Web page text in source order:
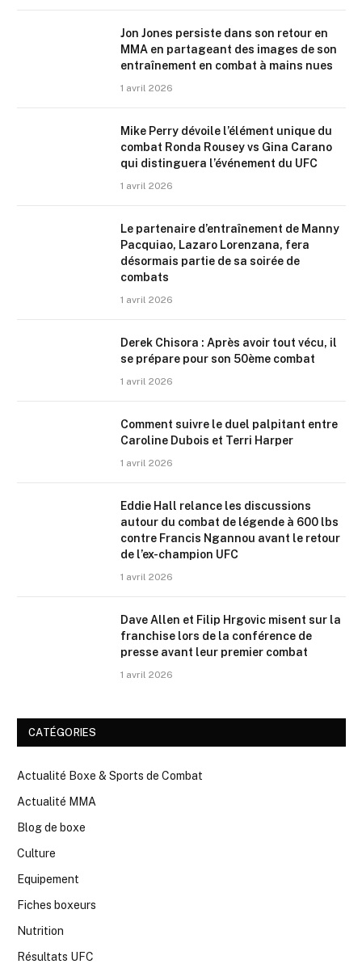
Jon Jones persiste dans son retour en
MMA en partageant des images de son
entraînement en combat à mains nues
1 avril 2026
Mike Perry dévoile l’élément unique du
combat Ronda Rousey vs Gina Carano
qui distinguera l’événement du UFC
1 avril 2026
Le partenaire d’entraînement de Manny
Pacquiao, Lazaro Lorenzana, fera
désormais partie de sa soirée de
combats
1 avril 2026
Derek Chisora : Après avoir tout vécu, il
se prépare pour son 50ème combat
1 avril 2026
Comment suivre le duel palpitant entre
Caroline Dubois et Terri Harper
1 avril 2026
Eddie Hall relance les discussions
autour du combat de légende à 600 lbs
contre Francis Ngannou avant le retour
de l’ex-champion UFC
1 avril 2026
Dave Allen et Filip Hrgovic misent sur la
franchise lors de la conférence de
presse avant leur premier combat
1 avril 2026
CATÉGORIES
Actualité Boxe & Sports de Combat
Actualité MMA
Blog de boxe
Culture
Equipement
Fiches boxeurs
Nutrition
Résultats UFC